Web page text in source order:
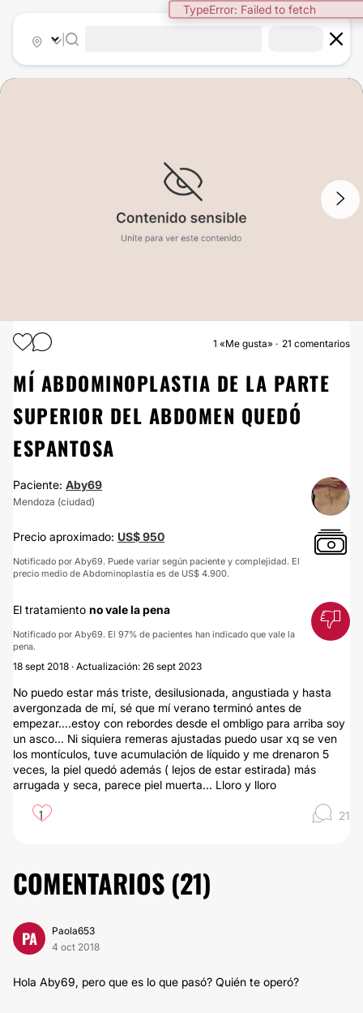
TypeError: Failed to fetch
ABDOMINOPLASTÍA
1 «Me gusta» 21 comentarios
MÍ ABDOMINOPLASTIA DE LA PARTE
SUPERIOR DEL ABDOMEN QUEDÓ
ESPANTOSA
Paciente: Aby69
Mendoza (ciudad)
Precio aproximado: US$ 950
Notificado por Aby69. Puede variar según paciente y complejidad. El
precio medio de Abdominoplastía es de US$ 4.900.
El tratamiento no vale la pena
Notificado por Aby69. El 97% de pacientes han indicado que vale la
pena.
18 sept 2018 · Actualización: 26 sept 2023
No puedo estar más triste, desilusionada, angustiada y hasta
avergonzada de mí, sé que mí verano terminó antes de
empezar....estoy con rebordes desde el ombligo para arriba soy
un asco... Ni siquiera remeras ajustadas puedo usar xq se ven
los montículos, tuve acumulación de líquido y me drenaron 5
veces, la piel quedó además ( lejos de estar estirada) más
arrugada y seca, parece piel muerta... Lloro y lloro
1 21
COMENTARIOS (21)
PA
Paola653
4 oct 2018
Hola Aby69, pero que es lo que pasó? Quién te operó?